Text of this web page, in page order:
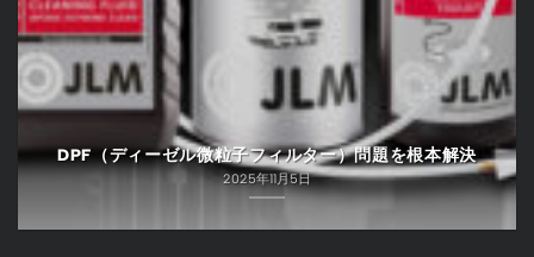
DPF（ディーゼル微粒子フィルター）問題を根本解決
2025年11月5日